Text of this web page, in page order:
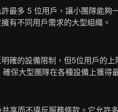
最多 5 位用戶，讓小團隊能
有不同用戶需求的大型組織。
確的設備限制，但5位用戶的
保大型團隊在各種設備上獲得
享而不違反服務條款。它允